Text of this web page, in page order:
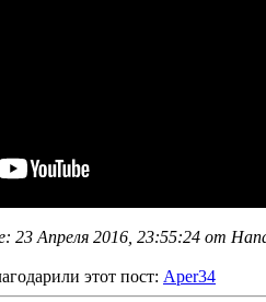
23 Апреля 2016, 23:55:24 от
этот пост: Aper34